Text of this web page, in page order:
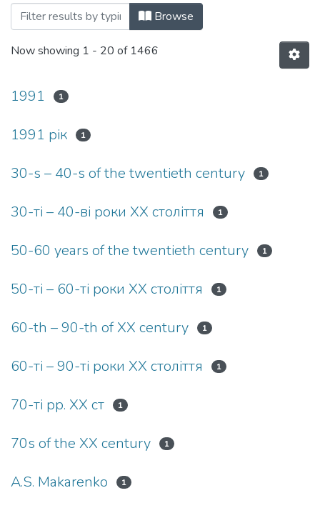
Browsing Кафедра спеціальної та
Browse
Now showing 1 - 20 of 1466
1991 1
1991 рік 1
30-s – 40-s of the twentieth century 1
30-ті – 40-ві роки ХХ століття 1
50-60 years of the twentieth century 1
50-ті – 60-ті роки ХХ століття 1
60-th – 90-th of XX century 1
60-ті – 90-ті роки ХХ століття 1
70-ті рр. ХХ ст 1
70s of the XX century 1
A.S. Makarenko 1